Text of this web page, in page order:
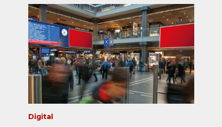
Digital